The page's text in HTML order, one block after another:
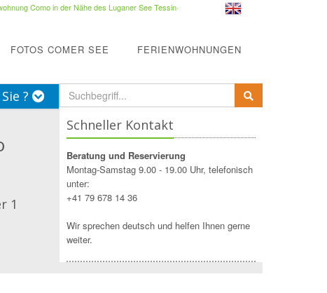
Como in der Nähe des Luganer See Tessin·
FOTOS COMER SEE FERIENWOHNUNGEN
?
1
Schneller Kontakt
Beratung und Reservierung
Montag-Samstag 9.00 - 19.00 Uhr, telefonisch
unter:
+41 79 678 14 36
Wir sprechen deutsch und helfen Ihnen gerne
weiter.